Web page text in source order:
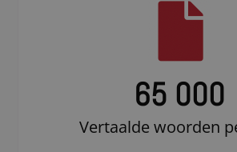
65 000
Vertaalde woorden